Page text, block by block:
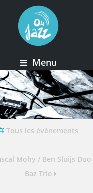
Menu
Tous les événements
Mohy / Ben Sluijs Duo
Baz Trio